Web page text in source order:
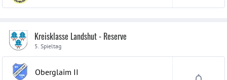
Kreisklasse Landshut - Reserve
5. Spieltag
Oberglaim II